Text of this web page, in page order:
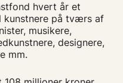
hvert år et
kunstnere på tværs af
musikere,
designere,
mm.